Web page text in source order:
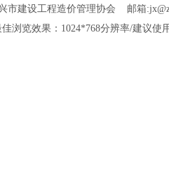
市建设工程造价管理协会 邮箱
佳浏览效果：1024*768分辨率/建议